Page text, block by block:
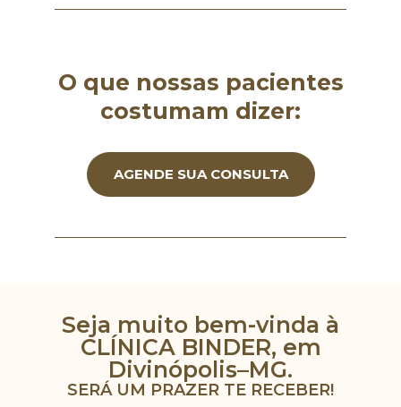
O que nossas pacientes
costumam dizer:
AGENDE SUA CONSULTA
Seja muito bem-vinda à
CLÍNICA BINDER, em
Divinópolis–MG.
SERÁ UM PRAZER TE RECEBER!